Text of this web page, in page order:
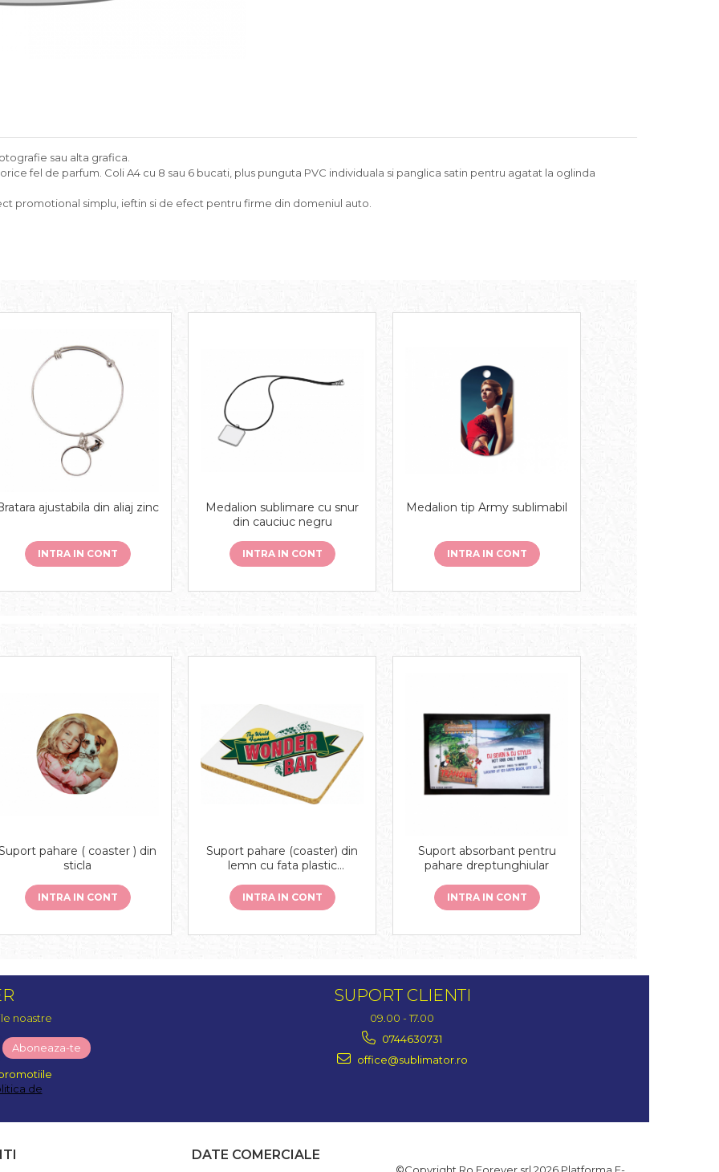
sau alta grafica.
fel de parfum. Coli A4 cu 8 sau 6 bucati, plus punguta PVC individuala si panglica satin pentru agatat la oglinda
promotional simplu, ieftin si de efect pentru firme din domeniul auto.
ajustabila din aliaj zinc
INTRA IN CONT
Medalion sublimare cu snur
din cauciuc negru
INTRA IN CONT
Medalion tip Army sublimabil
INTRA IN CONT
pahare ( coaster ) din
sticla
INTRA IN CONT
Suport pahare (coaster) din
lemn cu fata plastic
INTRA IN CONT
Suport absorbant pentru
pahare dreptunghiular
INTRA IN CONT
noastre
de
SUPORT CLIENTI
09.00 - 17.00
0744630731
office@sublimator.ro
DATE COMERCIALE